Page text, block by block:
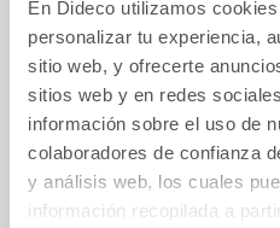
En Dideco utilizamos
personalizar tu experiencia,
sitio web, y ofrecerte
sitios web y en redes
información sobre el uso de
colaboradores de confianza
y análisis web, los cuales
información recopilada a
Animales de poder
3 - Una prueba
muy salvaje
15,95€
Comprar